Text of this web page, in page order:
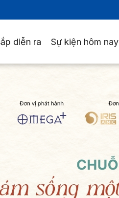
diễn ra Sự kiện hôm nay